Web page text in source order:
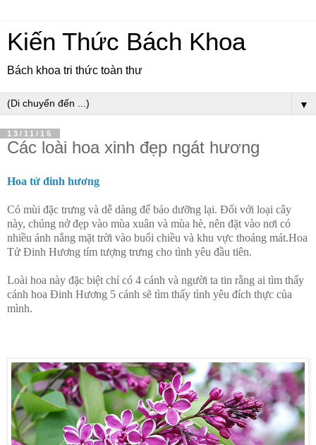
Kiến Thức Bách Khoa
Bách khoa tri thức toàn thư
▼
13/11/15
Các loài hoa xinh đẹp ngát hương
Hoa tử đinh hương
Có mùi đặc trưng và dễ dàng để bảo dưỡng lại. Đối với loại cây
này, chúng nở đẹp vào mùa xuân và mùa hè, nên đặt vào nơi có
nhiều ánh nắng mặt trời vào buổi chiều và khu vực thoáng mát.Hoa
Tử Đinh Hương tím tượng trưng cho tình yêu đầu tiên.
Loài hoa này đặc biệt chỉ có 4 cánh và người ta tin rằng ai tìm thấy
cánh hoa Đinh Hương 5 cánh sẽ tìm thấy tình yêu đích thực của
mình.